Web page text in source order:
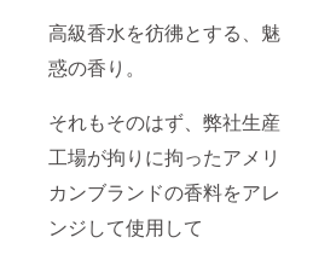
高級香水を彷彿とする、魅
惑の香り。
それもそのはず、弊社生産
工場が拘りに拘ったアメリ
カンブランドの香料をアレ
ンジして使用して